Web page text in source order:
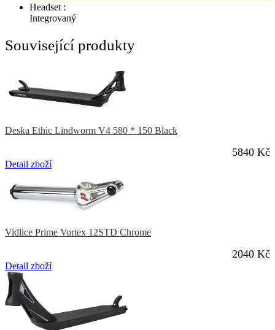
Headset :
Integrovaný
Související produkty
Deska Ethic Lindworm V4 580 * 150 Black
5840 Kč
Detail zboží
Vidlice Prime Vortex 12STD Chrome
2040 Kč
Detail zboží